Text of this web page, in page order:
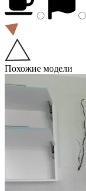
Похожие модели